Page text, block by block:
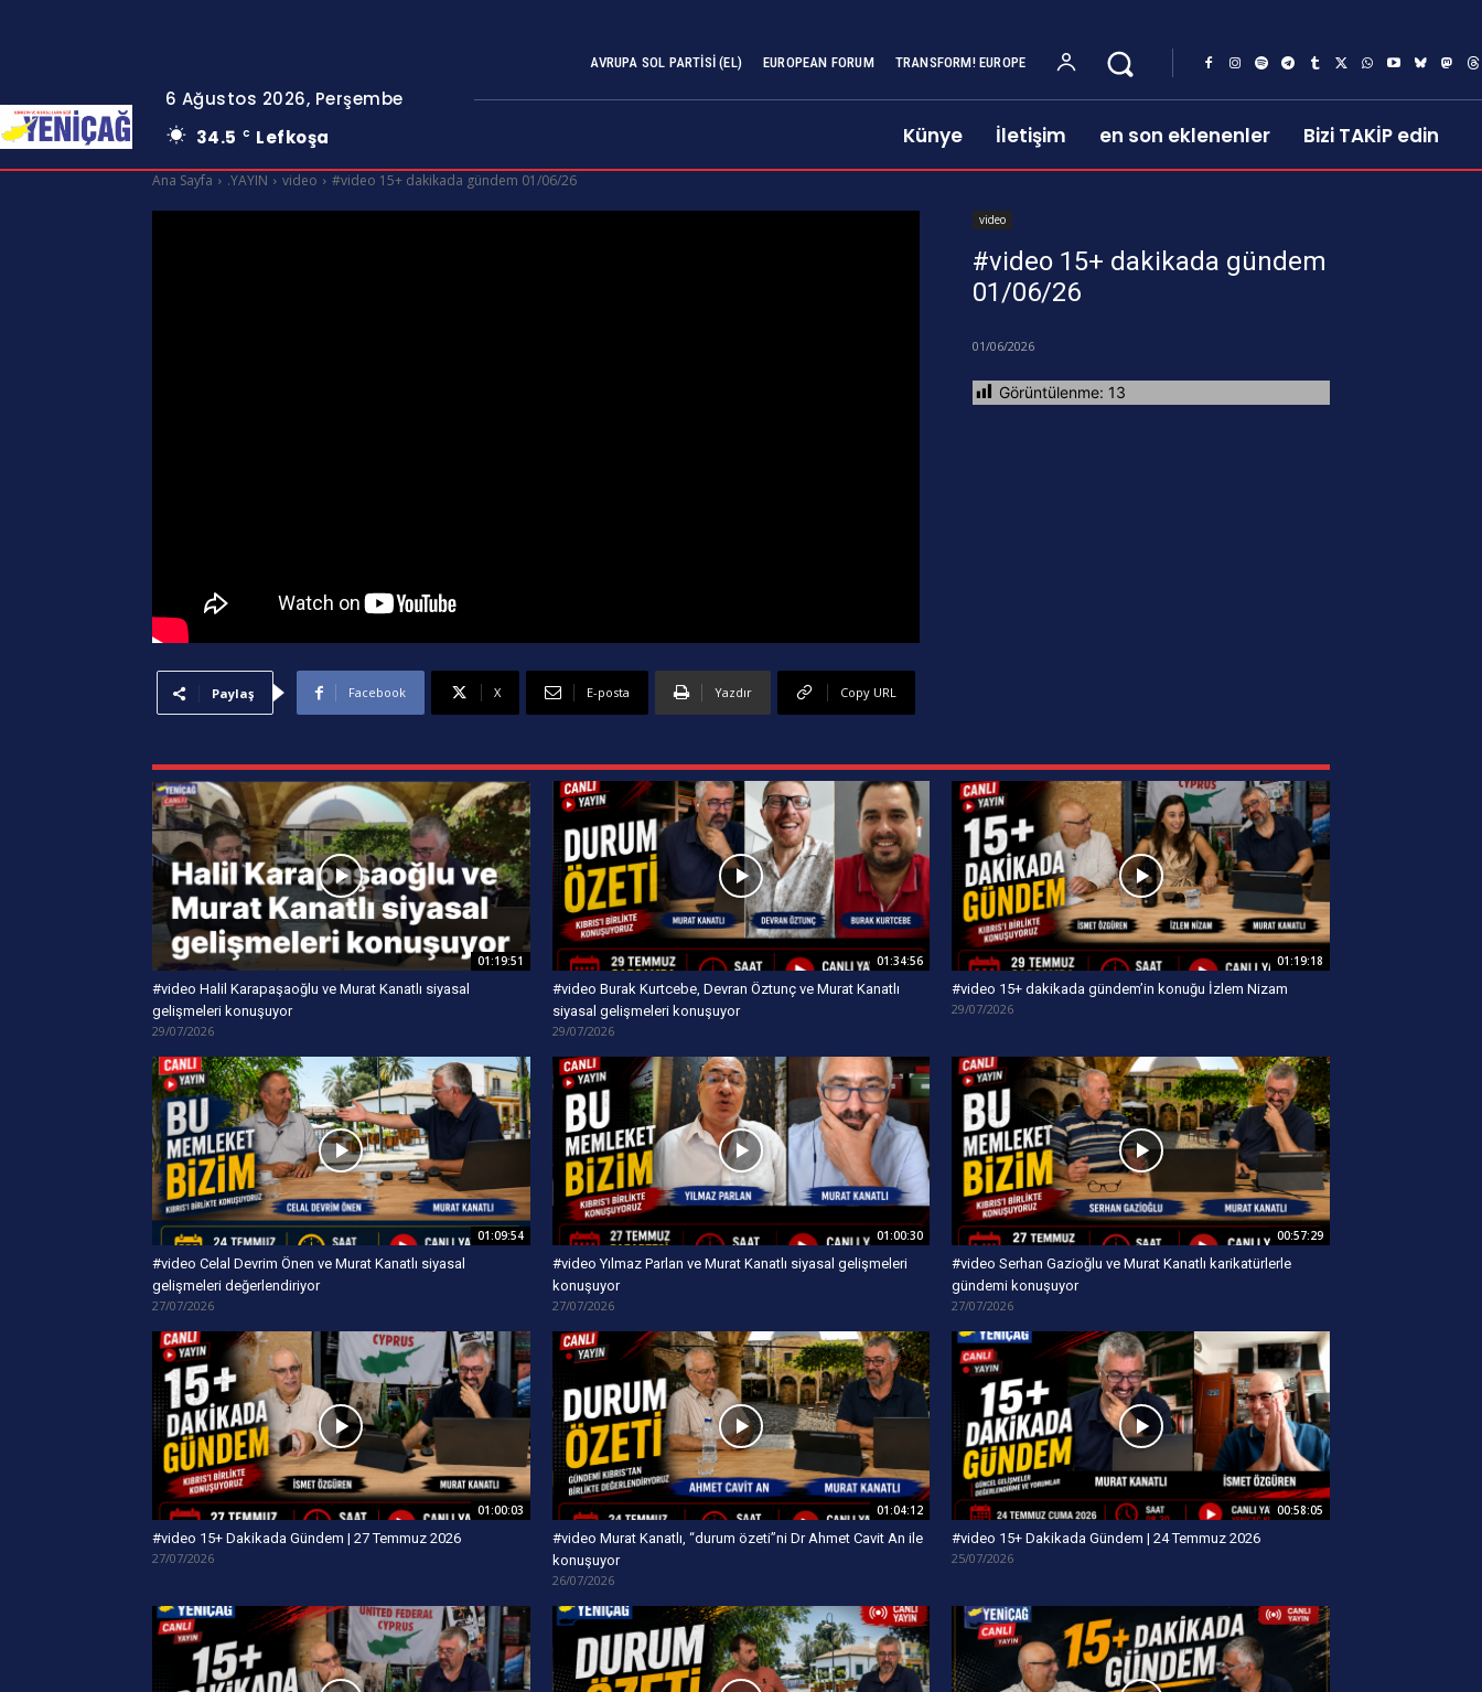
6 Ağustos 2026, Perşembe
34.5
C Lefkoşa
AVRUPA SOL PARTISI (EL) EUROPEAN FORUM TRANSFORM! EUROPE
Künye İletişim en son eklenenler Bizi TAKİP edin
Ana Sayfa .YAYIN video #video 15+ dakikada gündem 01/06/26
Paylaş Facebook X E-posta Yazdır Copy URL
video
#video 15+ dakikada gündem
01/06/26
01/06/2026
Görüntülenme: 13
01:19:51
#video Halil Karapaşaoğlu ve Murat Kanatlı siyasal
gelişmeleri konuşuyor
29/07/2026
01:34:56
#video Burak Kurtcebe, Devran Öztunç ve Murat Kanatlı
siyasal gelişmeleri konuşuyor
29/07/2026
01:19:18
#video 15+ dakikada gündem’in konuğu İzlem Nizam
29/07/2026
01:09:54
#video Celal Devrim Önen ve Murat Kanatlı siyasal
gelişmeleri değerlendiriyor
27/07/2026
01:00:30
#video Yılmaz Parlan ve Murat Kanatlı siyasal gelişmeleri
konuşuyor
27/07/2026
00:57:29
#video Serhan Gazioğlu ve Murat Kanatlı karikatürlerle
gündemi konuşuyor
27/07/2026
01:00:03
#video 15+ Dakikada Gündem | 27 Temmuz 2026
27/07/2026
01:04:12
#video Murat Kanatlı, “durum özeti”ni Dr Ahmet Cavit An ile
konuşuyor
26/07/2026
00:58:05
#video 15+ Dakikada Gündem | 24 Temmuz 2026
25/07/2026